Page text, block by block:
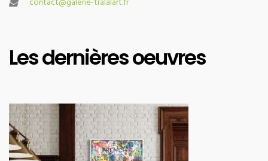
contact@galerie-tralalart.fr
Les dernières oeuvres